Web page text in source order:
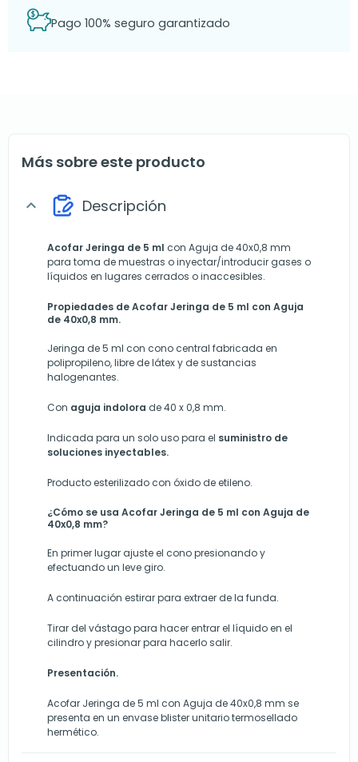
Pago 100% seguro garantizado
Más sobre este producto
expand_more Descripción
Acofar Jeringa de 5 ml con Aguja de 40x0,8 mm
para toma de muestras o inyectar/introducir gases o
líquidos en lugares cerrados o inaccesibles.
Propiedades de Acofar Jeringa de 5 ml con Aguja
de 40x0,8 mm.
Jeringa de 5 ml con cono central fabricada en
polipropileno, libre de látex y de sustancias
halogenantes.
Con aguja indolora de 40 x 0,8 mm.
Indicada para un solo uso para el suministro de
soluciones inyectables.
Producto esterilizado con óxido de etileno.
¿Cómo se usa Acofar Jeringa de 5 ml con Aguja de
40x0,8 mm?
En primer lugar ajuste el cono presionando y
efectuando un leve giro.
A continuación estirar para extraer de la funda.
Tirar del vástago para hacer entrar el líquido en el
cilindro y presionar para hacerlo salir.
Presentación.
Acofar Jeringa de 5 ml con Aguja de 40x0,8 mm se
presenta en un envase blister unitario termosellado
hermético.